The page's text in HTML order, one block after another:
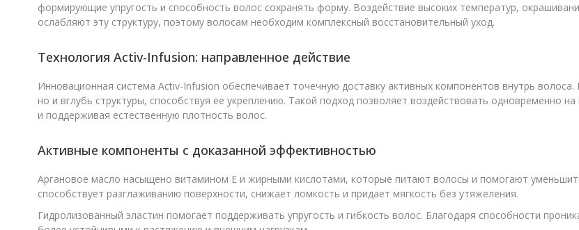
формирующие упругость и способность волос сохранять форму. Воздействие высоких температур,
ослабляют эту структуру, поэтому волосам необходим комплексный восстановительный уход.
Технология Activ-Infusion: направленное действие
Инновационная система Activ-Infusion обеспечивает точечную доставку активных компонентов внутрь
но и вглубь структуры, способствуя ее укреплению. Такой подход позволяет воздействовать одновременно
и поддерживая естественную плотность волос.
Активные компоненты с доказанной эффективностью
Аргановое масло насыщено витамином Е и жирными кислотами, которые питают волосы и помогают
способствует разглаживанию поверхности, снижает ломкость и придает мягкость без утяжеления.
Гидролизованный эластин помогает поддерживать упругость и гибкость волос. Благодаря способности